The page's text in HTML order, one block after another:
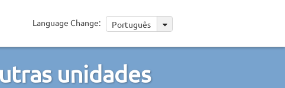
Language Change: Português
unidades